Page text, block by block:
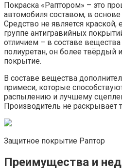
Покраска «Раптором» – это
автомобиля составом, в основе
Средство не является краской,
группе антигравийных
отличием – в составе
полиуретан, он более твёрдый
покрытие.
В составе вещества
примеси, которые
распылению и лучшему
Производитель не раскрывает
Защитное покрытие Раптор
Преимущества и